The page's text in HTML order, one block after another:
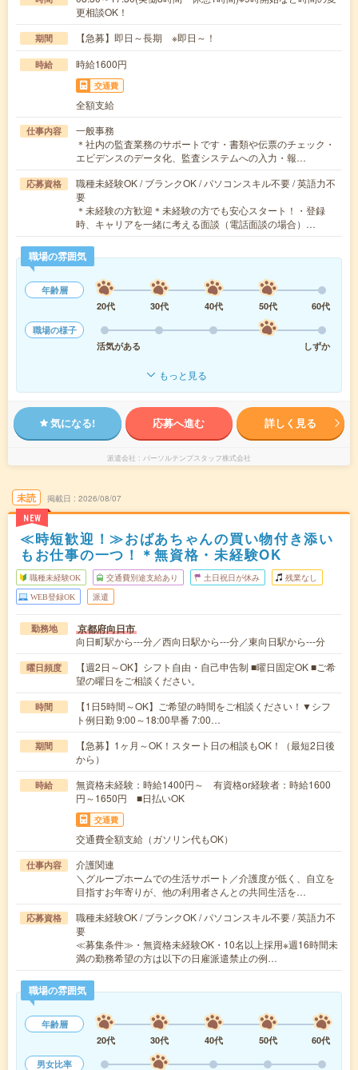
更相談OK！
期間 【急募】即日～長期 ※即日～！
時給 時給1600円
交通費
全額支給
仕事内容
一般事務
＊社内の監査業務のサポートです・書類や伝票のチェック・
エビデンスのデータ化、監査システムへの入力・報…
応募資格
職種未経験OK / ブランクOK / パソコンスキル不要 / 英語力不
要
＊未経験の方歓迎＊未経験の方でも安心スタート！・登録
時、キャリアを一緒に考える面談（電話面談の場合）…
職場の雰囲気
年齢層
20代
30代 40代 50代
60代
職場の様子
活気がある
しずか
もっと見る
気になる! 応募へ進む 詳しく見る
派遣会社 パーソルテンプスタッフ株式会社
未読
NEW
掲載日 2026/08/07
≪時短歓迎！≫おばあちゃんの買い物付き添い
もお仕事の一つ！＊無資格・未経験OK
職種未経験OK 交通費別途支給あり 土日祝日が休み 残業なし
WEB登録OK 派遣
勤務地 京都府向日市
向日町駅から---分／西向日駅から---分／東向日駅から---分
曜日頻度
【週2日～OK】シフト自由・自己申告制 ■曜日固定OK ■ご希
望の曜日をご相談ください。
時間
【1日5時間～OK】ご希望の時間をご相談ください！▼シフ
ト例日勤 9:00～18:00早番 7:00…
期間
【急募】1ヶ月～OK！スタート日の相談もOK！（最短2日後
から）
時給
無資格未経験：時給1400円～ 有資格or経験者：時給1600
円～1650円 ■日払いOK
交通費
交通費全額支給（ガソリン代もOK）
仕事内容
介護関連
＼グループホームでの生活サポート／介護度が低く、自立を
目指すお年寄りが、他の利用者さんとの共同生活を…
応募資格
職種未経験OK / ブランクOK / パソコンスキル不要 / 英語力不
要
≪募集条件≫・無資格未経験OK・10名以上採用※週16時間未
満の勤務希望の方は以下の日雇派遣禁止の例…
職場の雰囲気
年齢層
20代
30代 40代 50代
60代
男女比率